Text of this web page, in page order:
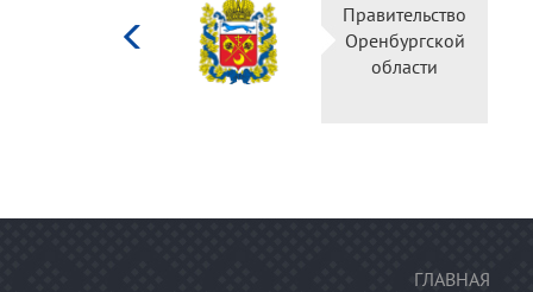
Правительство
Оренбургской
области
ГЛАВНАЯ